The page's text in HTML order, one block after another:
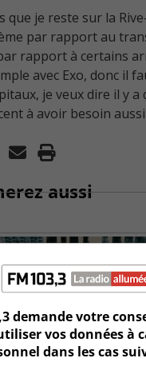
que je reste sur la
par rapport au
rapport à certains
avec Exo, donc il
je veux dire il y a
à avoir besoin
aussi
demande votre
vos données à
dans les cas